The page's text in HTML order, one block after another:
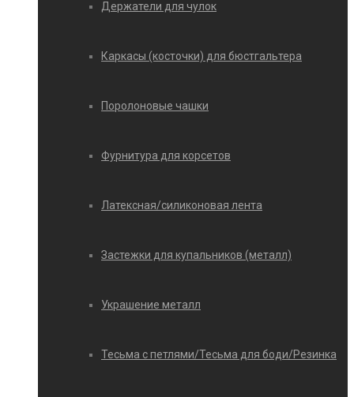
Держатели для чулок
Каркасы (косточки) для бюстгальтера
Поролоновые чашки
Фурнитура для корсетов
Латексная/силиконовая лента
Застежки для купальников (металл)
Украшение металл
Тесьма с петлями/Тесьма для боди/Резинка